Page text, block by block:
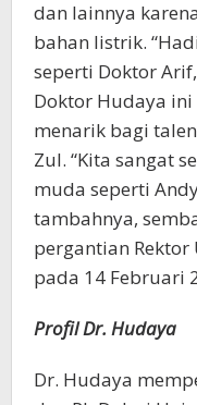
dan lainnya
bahan listrik.
seperti Doktor
Doktor Hudaya
menarik bagi
Zul. “Kita sangat
muda seperti
tambahnya,
pergantian Rektor
pada 14 Februari
Profil Dr. Hudaya
Dr. Hudaya